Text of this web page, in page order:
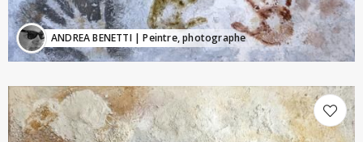
ANDREA BENETTI| Peintre, photographe